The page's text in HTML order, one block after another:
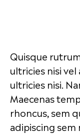
Quisque
ultricies nisi
ultricies nisi.
Maecenas
rhoncus, sem
adipiscing sem